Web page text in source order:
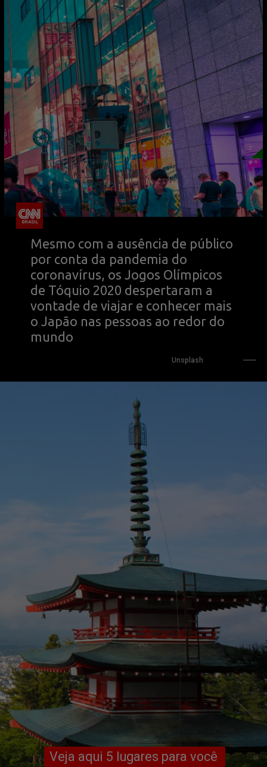
Mesmo com a ausência de público
por conta da pandemia do
coronavírus, os Jogos Olímpicos
de Tóquio 2020 despertaram a
vontade de viajar e conhecer mais
o Japão nas pessoas ao redor do
mundo
Unsplash
Veja aqui 5 lugares para você
Veja aqui 5 lugares para você